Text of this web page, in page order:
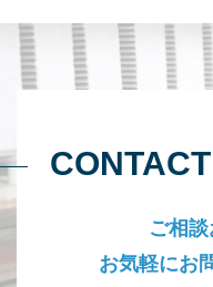
CONTACT
ご相
お気軽にお